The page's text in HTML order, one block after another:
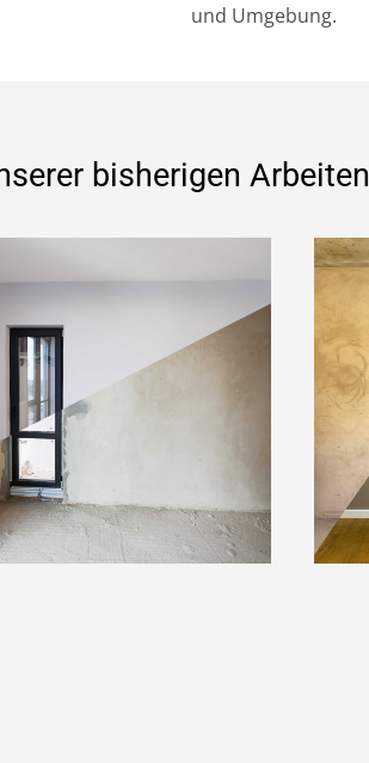
und Umgebung.
bisherigen Arbeiten